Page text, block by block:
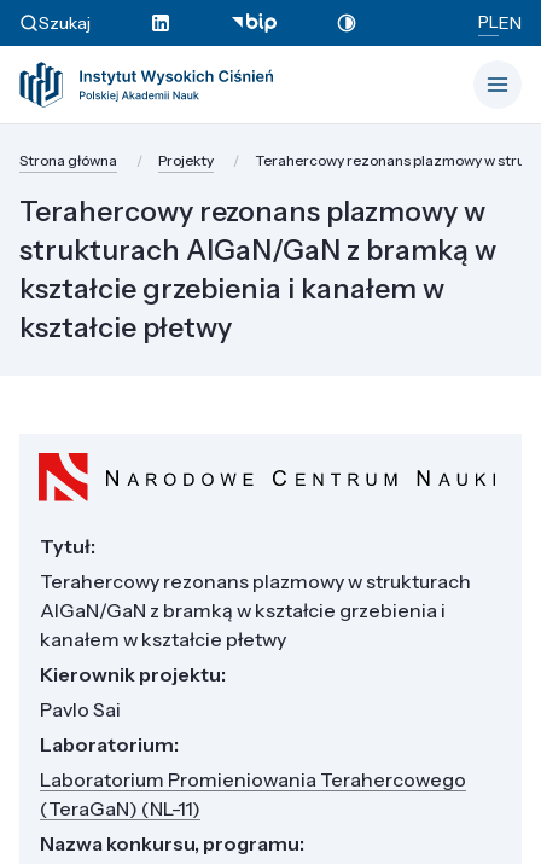
Szukaj PLEN
Strona główna Projekty Terahercowy rezonans plazmowy w
Terahercowy rezonans plazmowy w
strukturach AlGaN/GaN z bramką w
kształcie grzebienia i kanałem w
kształcie płetwy
Tytuł:
Terahercowy rezonans plazmowy w strukturach
AlGaN/GaN z bramką w kształcie grzebienia i
kanałem w kształcie płetwy
Kierownik projektu:
Pavlo Sai
Laboratorium:
Laboratorium Promieniowania Terahercowego
(TeraGaN) (NL-11)
Nazwa konkursu, programu: